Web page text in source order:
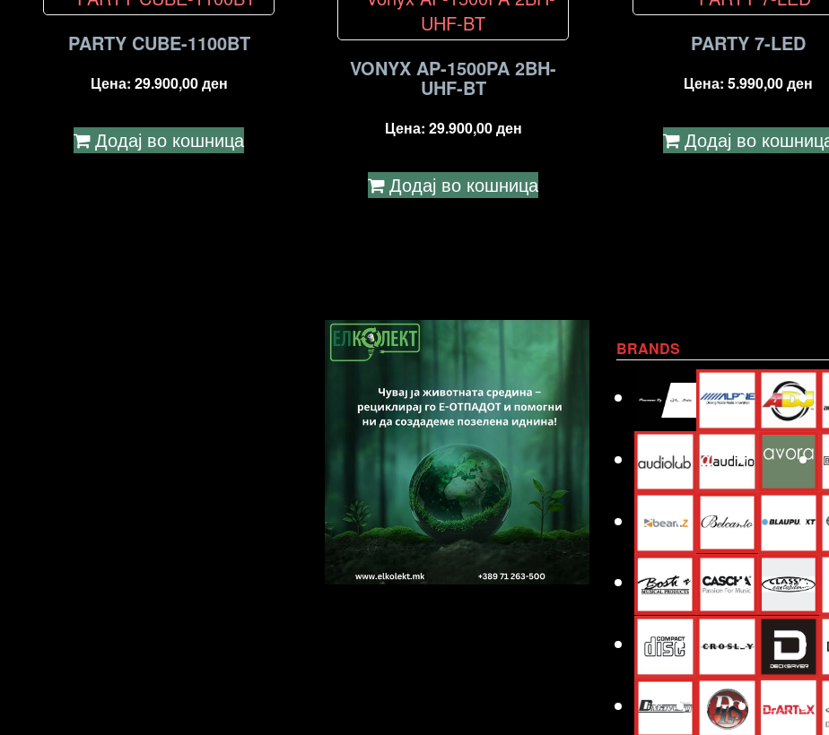
PARTY CUBE-1100BT
Цена: 29.900,00ден
Додај во кошница
VONYX AP-1500PA 2BH-
UHF-BT
Цена: 29.900,00ден
Додај во кошница
PARTY 7-LED
Цена: 5.990,00ден
Додај во
BRANDS